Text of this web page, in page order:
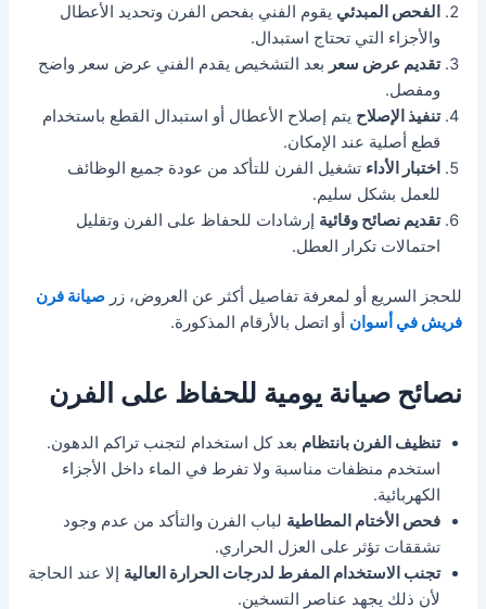
الفحص المبدئي يقوم الفني بفحص الفرن وتحديد الأعطال
والأجزاء التي تحتاج استبدال.
تقديم عرض سعر بعد التشخيص يقدم الفني عرض سعر واضح
ومفصل.
تنفيذ الإصلاح يتم إصلاح الأعطال أو استبدال القطع باستخدام
قطع أصلية عند الإمكان.
اختبار الأداء تشغيل الفرن للتأكد من عودة جميع الوظائف
للعمل بشكل سليم.
تقديم نصائح وقائية إرشادات للحفاظ على الفرن وتقليل
احتمالات تكرار العطل.
للحجز السريع أو لمعرفة تفاصيل أكثر عن العروض، زرصيانة فرن
فريش في أسوان أو اتصل بالأرقام المذكورة.
نصائح صيانة يومية للحفاظ على الفرن
تنظيف الفرن بانتظام بعد كل استخدام لتجنب تراكم الدهون.
استخدم منظفات مناسبة ولا تفرط في الماء داخل الأجزاء
الكهربائية.
فحص الأختام المطاطية لباب الفرن والتأكد من عدم وجود
تشققات تؤثر على العزل الحراري.
تجنب الاستخدام المفرط لدرجات الحرارة العالية إلا عند الحاجة
لأن ذلك يجهد عناصر التسخين.